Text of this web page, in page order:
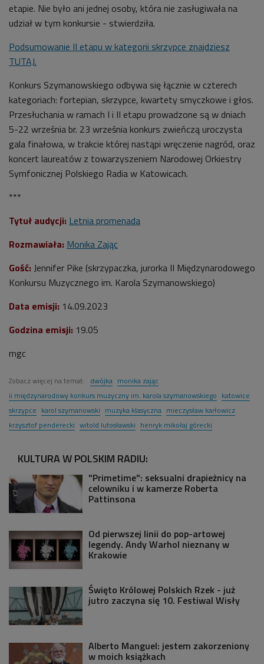
etapie. Nie było ani jednej osoby, która nie zasługiwała na
udział w tym konkursie - stwierdziła.
Podsumowanie II etapu w kategorii skrzypce znajdziesz
TUTAJ.
Konkurs Szymanowskiego odbywa się łącznie w czterech
kategoriach: fortepian, skrzypce, kwartety smyczkowe i głos.
Przesłuchania w ramach I i II etapu prowadzone są w dniach
5-22 września br. 23 września konkurs zwieńczą uroczysta
gala finałowa, w trakcie której nastąpi wręczenie nagród, oraz
koncert laureatów z towarzyszeniem Narodowej Orkiestry
Symfonicznej Polskiego Radia w Katowicach.
***
Tytuł audycji: Letnia promenada
Rozmawiała: Monika Zając
Gość: Jennifer Pike (skrzypaczka, jurorka II Międzynarodowego
Konkursu Muzycznego im. Karola Szymanowskiego)
Data emisji: 14.09.2023
Godzina emisji: 19.05
mgc
Zobacz więcej na temat: dwójka monika zając
ii międzynarodowy konkurs muzyczny im. karola szymanowskiego katowice
skrzypce karol szymanowski muzyka klasyczna mieczysław karłowicz
krzysztof penderecki witold lutosławski henryk mikołaj górecki
KULTURA W POLSKIM RADIU:
"Primetime": seksualni drapieżnicy na
celowniku i w kamerze Roberta
Pattinsona
Od pierwszej linii do pop-artowej
legendy. Andy Warhol nieznany w
Krakowie
Święto Królowej Polskich Rzek - już
jutro zaczyna się 10. Festiwal Wisły
Alberto Manguel: jestem zakorzeniony
w moich książkach